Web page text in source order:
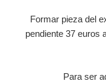
Formar pieza del
pendiente 37 euros
Para ser